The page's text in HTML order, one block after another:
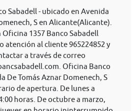
Sabadell - ubicado en Avenida
S en Alicante(Alicante).
1357 Banco Sabadell
al cliente 965224852 y
a través de correo
. Oficina Banco
De Tomás Aznar Domenech, S
de apertura. De lunes a
horas. De octubre a marzo,